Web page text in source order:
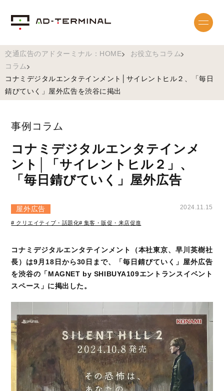
交通広告のアドターミナル：HOME
お役立ちコラム
コラム
コナミデジタルエンタテインメント│サイレントヒル２、「毎日
錆びていく」屋外広告を渋谷に掲出
事例コラム
コナミデジタルエンタテインメ
ント│「サイレントヒル２」、
「毎日錆びていく」屋外広告
屋外広告 2024.11.15
# クリエイティブ・話題化# 集客・販促・来店促進
コナミデジタルエンタテインメント（本社東京、早川英樹社
長）は9月18日から30日まで、「毎日錆びていく」屋外広告
を渋谷の「MAGNET by SHIBUYA109エントランスイベント
スペース」に掲出した。